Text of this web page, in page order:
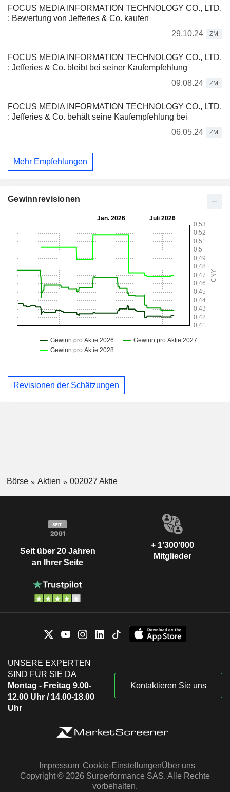
FOCUS MEDIA INFORMATION TECHNOLOGY CO., LTD.
: Bewertung von Jefferies & Co. kaufen
29.10.24
ZM
FOCUS MEDIA INFORMATION TECHNOLOGY CO., LTD.
: Jefferies & Co. bleibt bei seiner Kaufempfehlung
09.08.24
ZM
FOCUS MEDIA INFORMATION TECHNOLOGY CO., LTD.
: Jefferies & Co. behält seine Kaufempfehlung bei
06.05.24
ZM
Mehr Empfehlungen
Gewinnrevisionen
Revisionen der Schätzungen
Börse Aktien 002027 Aktie
Seit über 20 Jahren
an Ihrer Seite
+ 1’300’000
Mitglieder
UNSERE EXPERTEN
SIND FÜR SIE DA
Montag - Freitag 9.00-
12.00 Uhr / 14.00-18.00
Uhr
Kontaktieren Sie uns
Impressum Cookie-EinstellungenÜber uns
Copyright © 2026 Surperformance SAS. Alle Rechte
vorbehalten.